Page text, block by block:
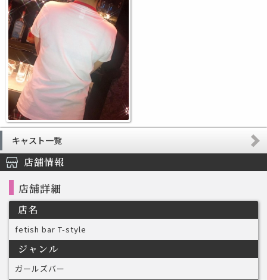
キャスト一覧
店舗情報
店舗詳細
店名
fetish bar T-style
ジャンル
ガールズバー